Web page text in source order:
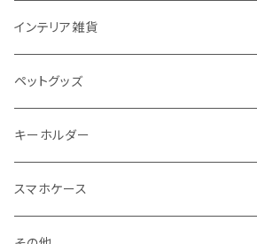
バッグ・エコバッグ
ネックレス
ジュエリーポーチ
ノート
シール・ステッカー
月謝袋・封筒
インテリア雑貨
ドアステッカー
しおり
クリスマス雑貨
ペットグッズ
キーホルダー
スマホケース